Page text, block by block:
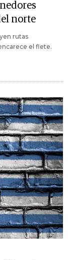
norte
rutas
el flete.